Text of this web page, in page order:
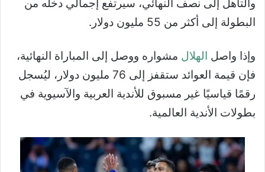
والتأهل إلى نصف النهائي، سيرتفع إجمالي دخله من
البطولة إلى أكثر من 55 مليون دولار.
وإذا واصل الهلال مشواره ووصل إلى المباراة النهائية،
فإن قيمة العوائد ستقفز إلى 76 مليون دولار، ليُسجل
رقمًا قياسيًا غير مسبوق للأندية العربية والآسيوية في
بطولات الأندية العالمية.